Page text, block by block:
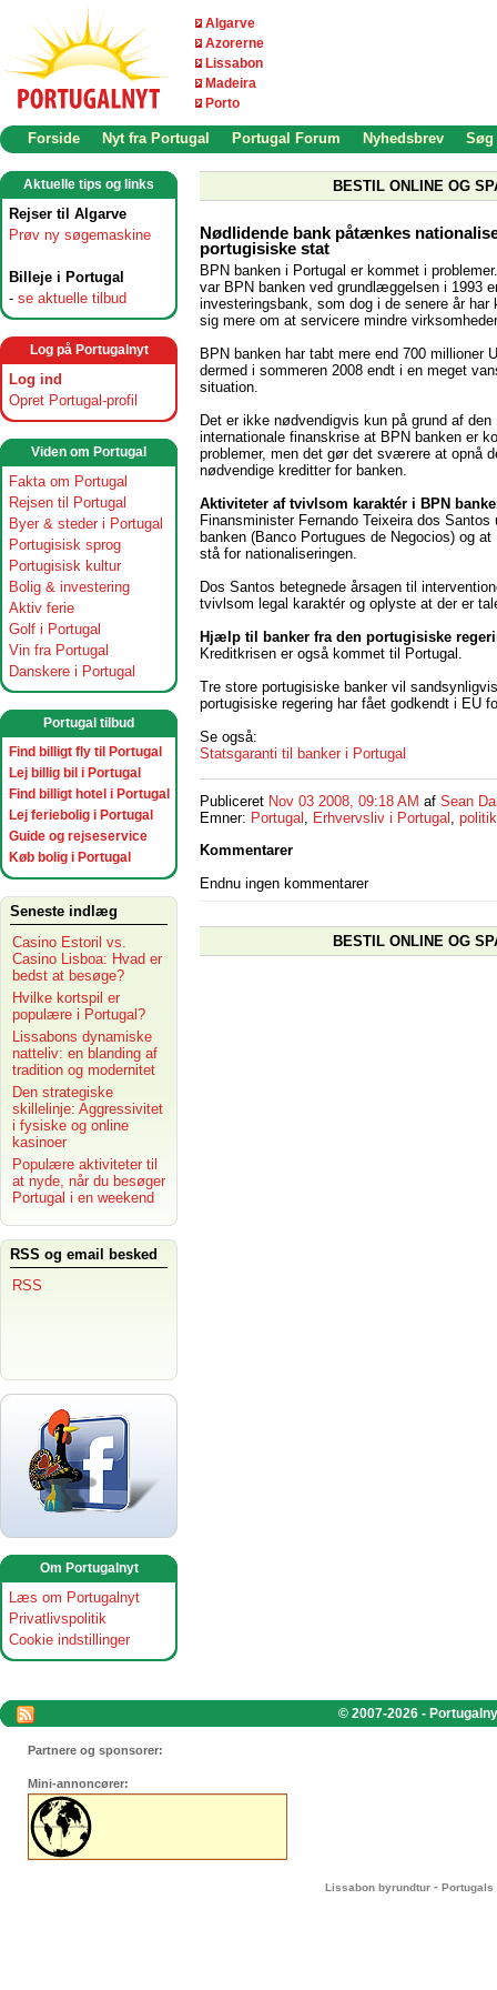
Algarve
Azorerne
Lissabon
Madeira
Porto
Forside Nyt fra Portugal Portugal Forum Nyhedsbrev Søg
Aktuelle tips og links
Rejser til Algarve
Prøv ny søgemaskine
Billeje i Portugal
- se aktuelle tilbud
Log på Portugalnyt
Log ind
Opret Portugal-profil
Viden om Portugal
Fakta om Portugal
Rejsen til Portugal
Byer & steder i Portugal
Portugisisk sprog
Portugisisk kultur
Bolig & investering
Aktiv ferie
Golf i Portugal
Vin fra Portugal
Danskere i Portugal
Portugal tilbud
Find billigt fly til Portugal
Lej billig bil i Portugal
Find billigt hotel i Portugal
Lej feriebolig i Portugal
Guide og rejseservice
Køb bolig i Portugal
Seneste indlæg
Casino Estoril vs.
Casino Lisboa: Hvad er
bedst at besøge?
Hvilke kortspil er
populære i Portugal?
Lissabons dynamiske
natteliv: en blanding af
tradition og modernitet
Den strategiske
skillelinje: Aggressivitet
i fysiske og online
kasinoer
Populære aktiviteter til
at nyde, når du besøger
Portugal i en weekend
RSS og email besked
RSS
Om Portugalnyt
Læs om Portugalnyt
Privatlivspolitik
Cookie indstillinger
BESTIL ONLINE OG
Nødlidende bank påtænkes
portugisiske stat
BPN banken i Portugal er kommet i
var BPN banken ved grundlæggelsen i 1993
investeringsbank, som dog i de senere år har
sig mere om at servicere mindre
BPN banken har tabt mere end 700 millioner
dermed i sommeren 2008 endt i en meget
situation.
Det er ikke nødvendigvis kun på grund af den
internationale finanskrise at BPN banken er
problemer, men det gør det sværere at opnå
nødvendige kreditter for banken.
Aktiviteter af tvivlsom karaktér i BPN
Finansminister Fernando Teixeira dos
banken (Banco Portugues de Negocios) og
stå for nationaliseringen.
Dos Santos betegnede årsagen til
tvivlsom legal karaktér og oplyste at der er
Hjælp til banker fra den portugisiske
Kreditkrisen er også kommet til Portugal.
Tre store portugisiske banker vil
portugisiske regering har fået godkendt i EU
Se også:
Statsgaranti til banker i Portugal
Publiceret Nov 03 2008, 09:18 AM af Sean
Emner: Portugal , Erhvervsliv i Portugal , politik
Kommentarer
Endnu ingen kommentarer
BESTIL ONLINE OG
© 2007-2026 -
Partnere og sponsorer:
Mini-annoncører:
Lissabon byrundtur - Portugals